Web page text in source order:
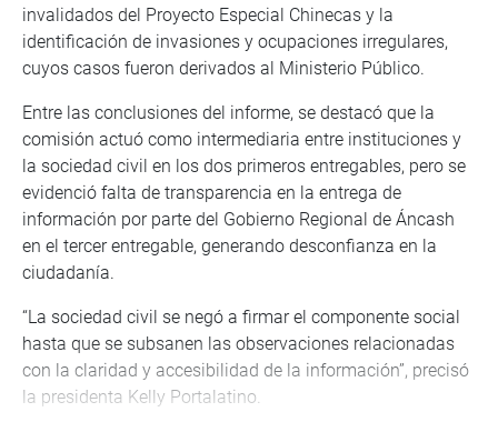
invalidados del Proyecto Especial Chinecas y la
identificación de invasiones y ocupaciones irregulares,
cuyos casos fueron derivados al Ministerio Público.
Entre las conclusiones del informe, se destacó que la
comisión actuó como intermediaria entre instituciones y
la sociedad civil en los dos primeros entregables, pero se
evidenció falta de transparencia en la entrega de
información por parte del Gobierno Regional de Áncash
en el tercer entregable, generando desconfianza en la
ciudadanía.
“La sociedad civil se negó a firmar el componente social
hasta que se subsanen las observaciones relacionadas
con la claridad y accesibilidad de la información”, precisó
la presidenta Kelly Portalatino.